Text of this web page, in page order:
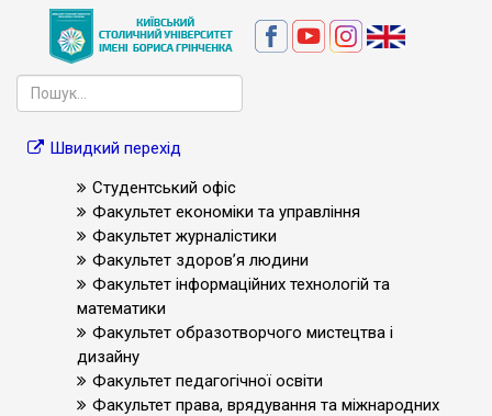
Швидкий перехід
Студентський офіс
Факультет економіки та управління
Факультет журналістики
Факультет здоров’я людини
Факультет інформаційних технологій та
математики
Факультет образотворчого мистецтва і
дизайну
Факультет педагогічної освіти
Факультет права, врядування та міжнародних